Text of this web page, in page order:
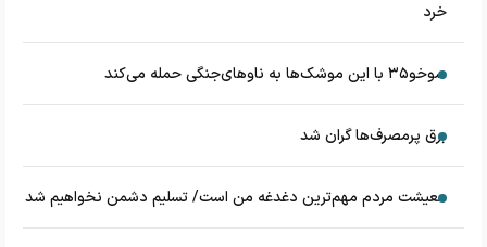
خرد
سوخو۳۵ با این موشک‌ها به ناوهای‌جنگی حمله می‌کند
برق پرمصرف‌ها گران شد
معیشت مردم مهم‌ترین دغدغه من است/ تسلیم دشمن نخواهیم شد